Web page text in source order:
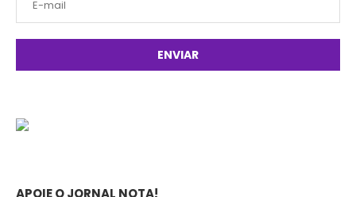
APOIE O JORNAL NOTA!